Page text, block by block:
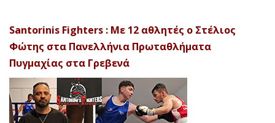
Santorinis Fighters : Με 12 αθλητές ο Στέλιος
Φώτης στα Πανελλήνια Πρωταθλήματα
Πυγμαχίας στα Γρεβενά